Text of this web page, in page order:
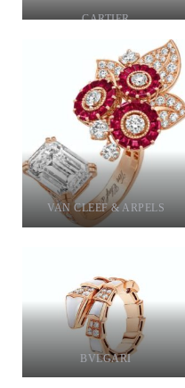
CARTIER
VAN CLEEF & ARPELS
BVLGARI